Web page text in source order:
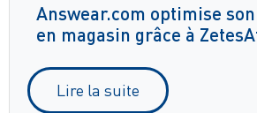
Answear.com optimise
en magasin grâce à
Lire la suite